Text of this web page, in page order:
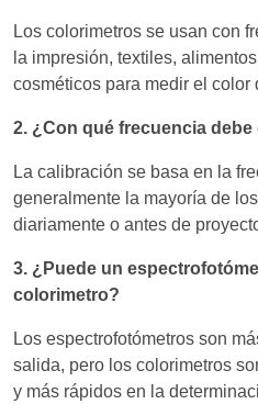
Los colorimetros se usan con
la impresión, textiles,
cosméticos para medir el color
2. ¿Con qué frecuencia
La calibración se basa en la
generalmente la mayoría de
diariamente o antes de
3. ¿Puede un
colorimetro?
Los espectrofotómetros son
salida, pero los colorimetros
y más rápidos en la